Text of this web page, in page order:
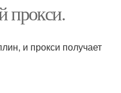
прокси.
и прокси получает